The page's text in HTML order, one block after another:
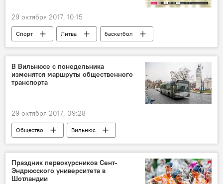
29 октября 2017, 10:15
Спорт Литва баскетбол
В Вильнюсе с понедельника
изменятся маршруты общественного
транспорта
29 октября 2017, 09:28
Общество
Вильнюс
общественный транспорт
Праздник первокурсников Сент-
Эндрюсского университета в
Шотландии